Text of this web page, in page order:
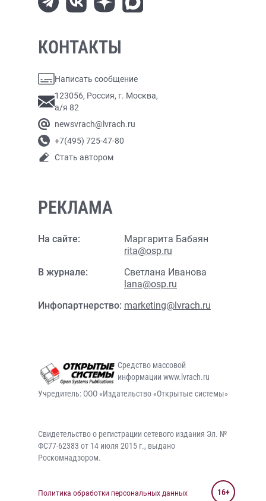
КОНТАКТЫ
Написать сообщение
123056, Россия, г. Москва,
а/я 82
newsvrach@lvrach.ru
+7(495) 725-47-80
Стать автором
РЕКЛАМА
На сайте:
Маргарита Бабаян
rita@osp.ru
В журнале:
Светлана Иванова
lana@osp.ru
Инфопартнерство: marketing@lvrach.ru
Средство массовой
информации www.lvrach.ru
Учредитель: ООО «Издательство «Открытые системы»
Свидетельство о регистрации сетевого издания Эл. №
ФС77-62383 от 14 июля 2015 г., выдано
Роскомнадзором.
Политика обработки персональных данных 16+